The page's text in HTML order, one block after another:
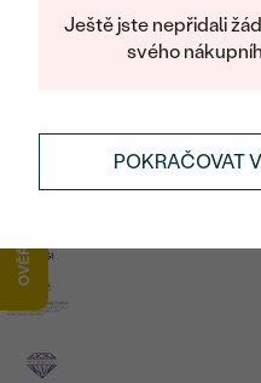
BLOGŠPERKY NA
PRODEJ DIAMANTŮ
Ještě jste nepřidali
svého
POKRAČOVAT